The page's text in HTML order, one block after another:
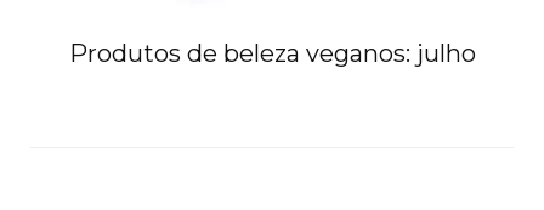
Produtos de beleza veganos: julho